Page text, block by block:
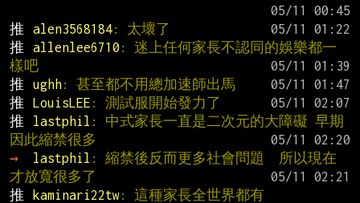
推
alen3568184: 太壞了
推
allenlee6710 : 迷上任何家長不認同的娛樂都一
樣吧
推
ughh: 甚至都不用總加速師出馬
推
LouisLEE : 測試服開始發力了
推
lastphil : 中式家長一直是二次元的大障礙 早期
因此縮禁很多
→
lastphil : 縮禁後反而更多社會問題  所以現在
才放寬很多了
推
kaminari22tw: 這種家長全世界都有